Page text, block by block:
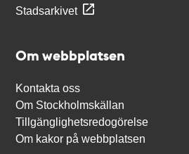
Stadsarkivet
Om webbplatsen
Kontakta oss
Om Stockholmskällan
Tillgänglighetsredogörelse
Om kakor på webbplatsen